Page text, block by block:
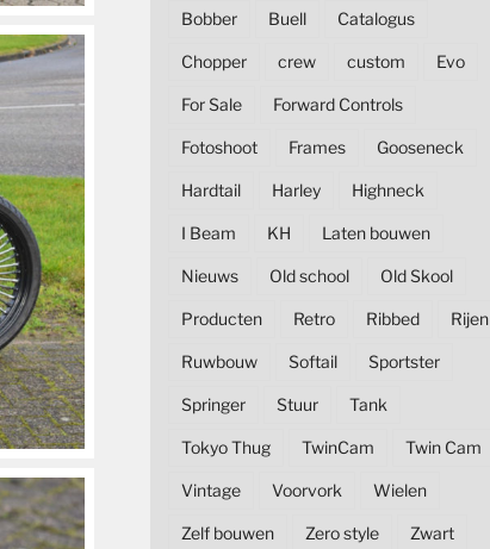
Bobber Buell Catalogus
Chopper crew custom Evo
For Sale Forward Controls
Fotoshoot Frames Gooseneck
Hardtail Harley Highneck
I Beam KH Laten bouwen
Nieuws Old school Old Skool
Producten Retro Ribbed Rijen
Ruwbouw Softail Sportster
Springer Stuur Tank
Tokyo Thug TwinCam Twin Cam
Vintage Voorvork Wielen
Zelf bouwen Zero style Zwart